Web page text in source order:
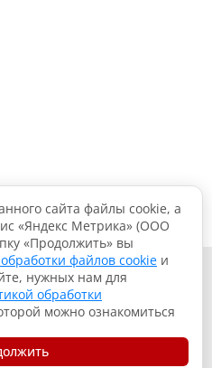
данных
файлов куки
сайта файлы cookie, а
«Яндекс Метрика» (ООО
«Продолжить» вы
файлов cookie и
нужных нам для
обработки
можно ознакомиться